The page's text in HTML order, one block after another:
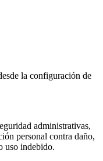
la configuración de
administrativas,
personal contra daño,
uso indebido.